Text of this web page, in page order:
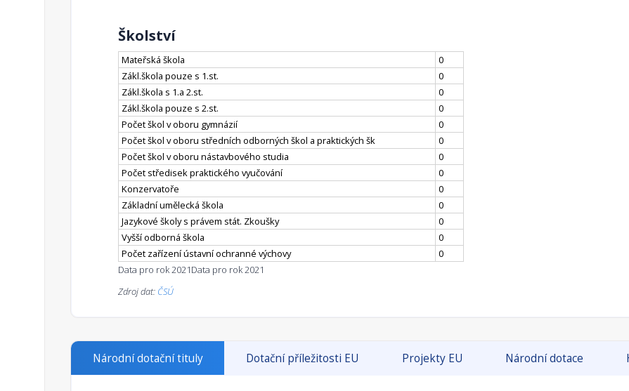
Školství
Mateřská škola
0
Zákl.škola pouze s 1.st.
0
Zákl.škola s 1.a 2.st.
0
Zákl.škola pouze s 2.st.
0
Počet škol v oboru gymnázií
0
Počet škol v oboru středních odborných škol a praktických šk
0
Počet škol v oboru nástavbového studia
0
Počet středisek praktického vyučování
0
Konzervatoře
0
Základní umělecká škola
0
Jazykové školy s právem stát. Zkoušky
0
Vyšší odborná škola
0
Počet zařízení ústavní ochranné výchovy
0
Data pro rok 2021Data pro rok 2021
Zdroj dat: ČSÚ
Národní dotační tituly Dotační příležitosti EU Projekty EU Národní dotace